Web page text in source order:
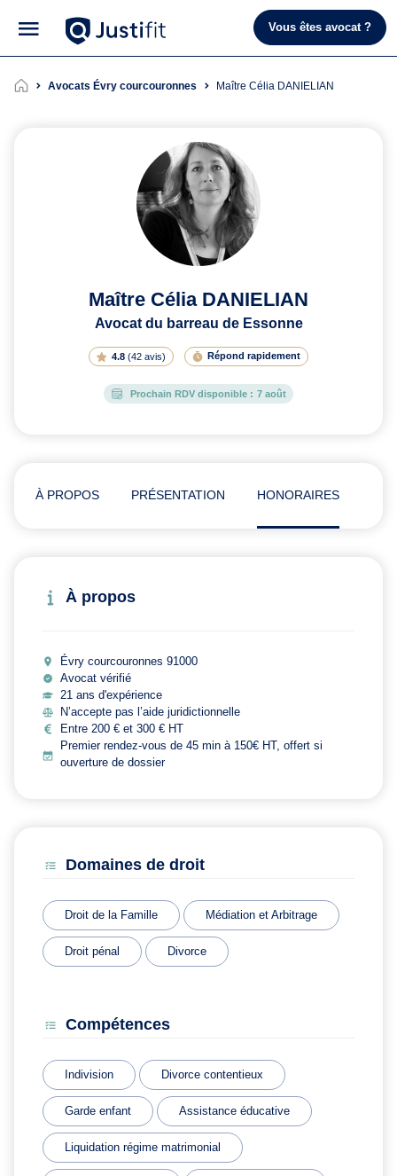
Vous êtes avocat ?
Avocats Évry courcouronnes Maître Célia DANIELIAN
Maître Célia DANIELIAN
Avocat du barreau de Essonne
4.8 (42 avis) Répond rapidement
Prochain RDV disponible : 7 août
À PROPOS PRÉSENTATION HONORAIRES
À propos
Évry courcouronnes 91000
Avocat vérifié
21 ans d'expérience
N’accepte pas l’aide juridictionnelle
Entre 200 € et 300 € HT
Premier rendez-vous de 45 min à 150€ HT, offert si
ouverture de dossier
Domaines de droit
Droit de la Famille Médiation et Arbitrage
Droit pénal Divorce
Compétences
Indivision Divorce contentieux
Garde enfant Assistance éducative
Liquidation régime matrimonial